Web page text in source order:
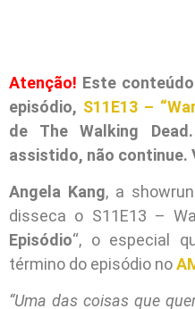
Atenção! Este conteúdo
episódio, S11E13 –
de The Walking
assistido, não continue.
Angela Kang, a
disseca o S11E13 –
Episódio“, o especial
término do episódio no
“Uma das coisas que